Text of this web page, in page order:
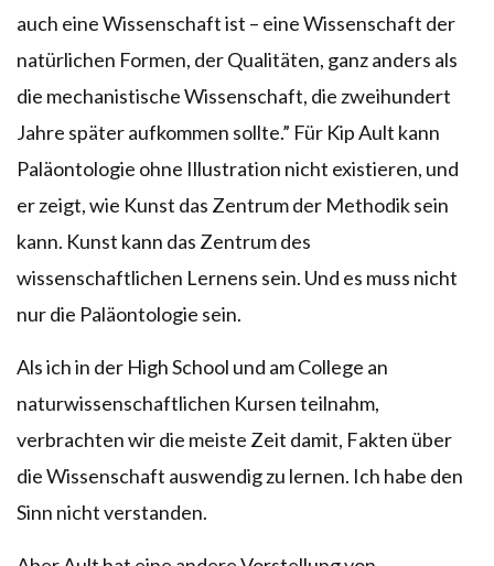
auch eine Wissenschaft ist – eine Wissenschaft der
natürlichen Formen, der Qualitäten, ganz anders als
die mechanistische Wissenschaft, die zweihundert
Jahre später aufkommen sollte.” Für Kip Ault kann
Paläontologie ohne Illustration nicht existieren, und
er zeigt, wie Kunst das Zentrum der Methodik sein
kann. Kunst kann das Zentrum des
wissenschaftlichen Lernens sein. Und es muss nicht
nur die Paläontologie sein.
Als ich in der High School und am College an
naturwissenschaftlichen Kursen teilnahm,
verbrachten wir die meiste Zeit damit, Fakten über
die Wissenschaft auswendig zu lernen. Ich habe den
Sinn nicht verstanden.